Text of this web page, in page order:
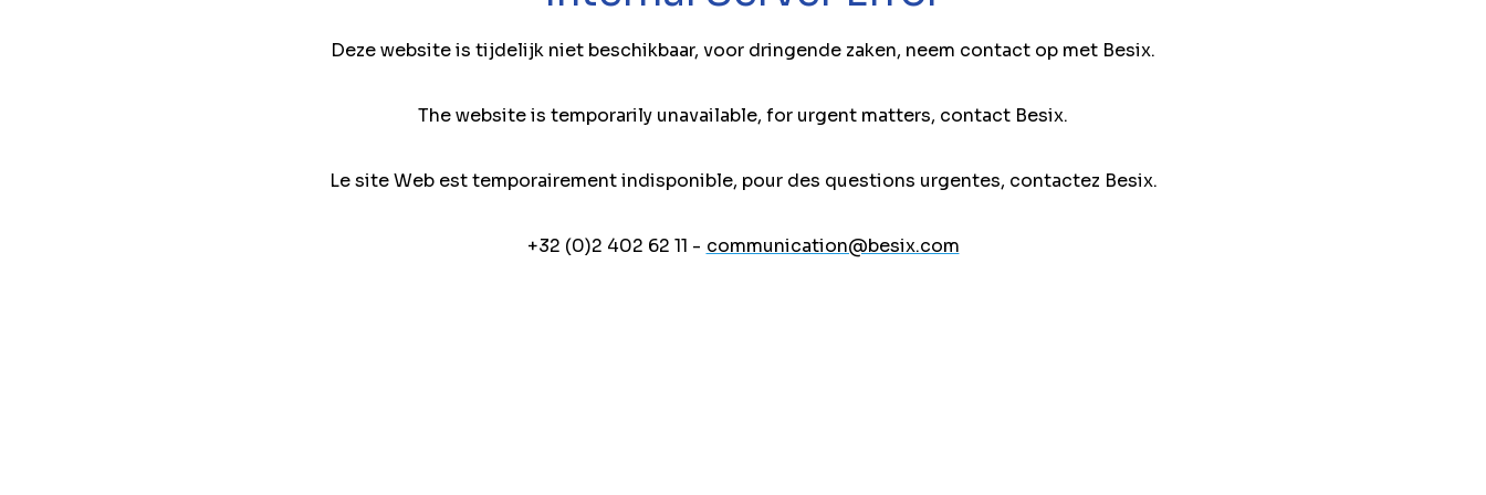
Deze website is tijdelijk niet beschikbaar, voor dringende zaken, neem contact op met Besix.
The website is temporarily unavailable, for urgent matters, contact Besix.
Le site Web est temporairement indisponible, pour des questions urgentes, contactez Besix.
+32 (0)2 402 62 11 - communication@besix.com